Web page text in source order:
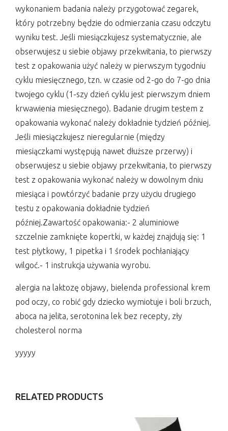
wykonaniem badania należy przygotować zegarek,
który potrzebny będzie do odmierzania czasu odczytu
wyniku test. Jeśli miesiączkujesz systematycznie, ale
obserwujesz u siebie objawy przekwitania, to pierwszy
test z opakowania użyć należy w pierwszym tygodniu
cyklu miesięcznego, tzn. w czasie od 2-go do 7-go dnia
twojego cyklu (1-szy dzień cyklu jest pierwszym dniem
krwawienia miesięcznego). Badanie drugim testem z
opakowania wykonać należy dokładnie tydzień później.
Jeśli miesiączkujesz nieregularnie (między
miesiączkami występują nawet dłuższe przerwy) i
obserwujesz u siebie objawy przekwitania, to pierwszy
test z opakowania wykonać należy w dowolnym dniu
miesiąca i powtórzyć badanie przy użyciu drugiego
testu z opakowania dokładnie tydzień
później.Zawartość opakowania:- 2 aluminiowe
szczelnie zamknięte kopertki, w każdej znajdują się: 1
test płytkowy, 1 pipetka i 1 środek pochłaniający
wilgoć.- 1 instrukcja używania wyrobu.
alergia na laktozę objawy, bielenda professional krem
pod oczy, co robić gdy dziecko wymiotuje i boli brzuch,
aboca na jelita, serotonina lek bez recepty, zły
cholesterol norma
yyyyy
RELATED PRODUCTS